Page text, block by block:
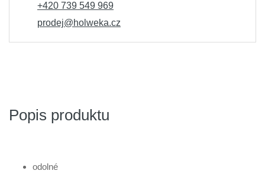
+420 739 549 969
prodej@holweka.cz
Popis produktu
odolné